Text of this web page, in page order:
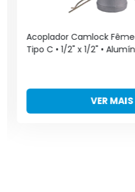
Acoplador Camlock
Tipo C • 1/2" x 1/2" •
VER MAIS